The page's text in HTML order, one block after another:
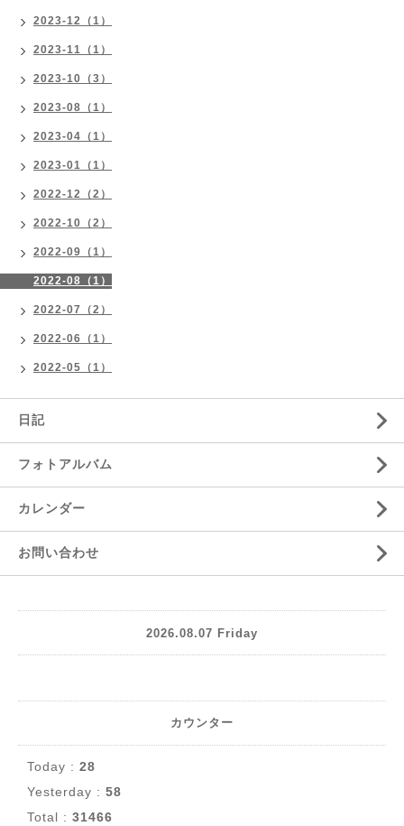
2023-12（1）
2023-11（1）
2023-10（3）
2023-08（1）
2023-04（1）
2023-01（1）
2022-12（2）
2022-10（2）
2022-09（1）
2022-08（1）
2022-07（2）
2022-06（1）
2022-05（1）
日記
フォトアルバム
カレンダー
お問い合わせ
2026.08.07 Friday
カウンター
Today : 28
Yesterday : 58
Total : 31466